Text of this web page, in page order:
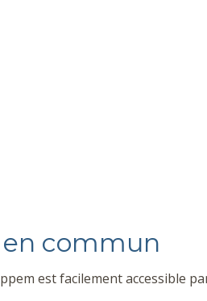
commun
est facilement accessible